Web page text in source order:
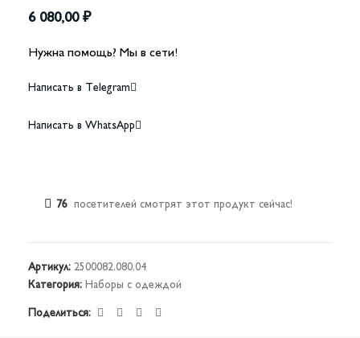
6 080,00 ₽
Нужна помощь? Мы в сети!
Написать в Telegram
Написать в WhatsApp
76 посетителей смотрят этот продукт сейчас!
Артикул: 2500082.080.04
Категория: Наборы с одеждой
Поделиться: